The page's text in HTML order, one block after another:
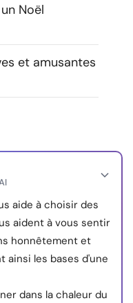
FR
Noël
et amusantes
aide à choisir des
aident à vous sentir
honnêtement et
ainsi les bases d'une
dans la chaleur du